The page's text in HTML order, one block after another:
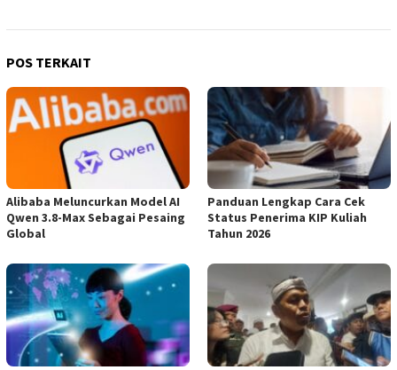
POS TERKAIT
Alibaba Meluncurkan Model AI
Qwen 3.8-Max Sebagai Pesaing
Global
Panduan Lengkap Cara Cek
Status Penerima KIP Kuliah
Tahun 2026